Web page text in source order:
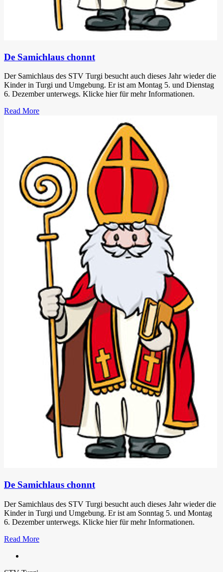
De Samichlaus chonnt
Der Samichlaus des STV Turgi besucht auch dieses Jahr wieder die
Kinder in Turgi und Umgebung. Er ist am Montag 5. und Dienstag
6. Dezember unterwegs. Klicke hier für mehr Informationen.
Read More
De Samichlaus chonnt
Der Samichlaus des STV Turgi besucht auch dieses Jahr wieder die
Kinder in Turgi und Umgebung. Er ist am Sonntag 5. und Montag
6. Dezember unterwegs. Klicke hier für mehr Informationen.
Read More